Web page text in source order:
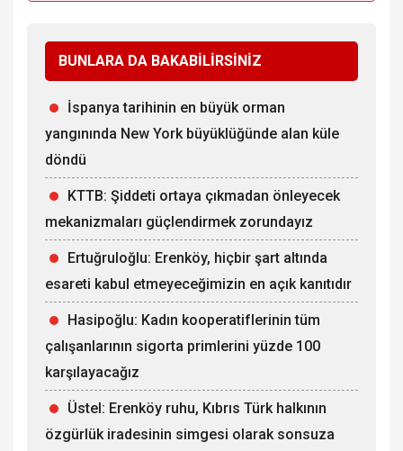
BUNLARA DA BAKABİLİRSİNİZ
İspanya tarihinin en büyük orman
yangınında New York büyüklüğünde alan küle
döndü
KTTB: Şiddeti ortaya çıkmadan önleyecek
mekanizmaları güçlendirmek zorundayız
Ertuğruloğlu: Erenköy, hiçbir şart altında
esareti kabul etmeyeceğimizin en açık kanıtıdır
Hasipoğlu: Kadın kooperatiflerinin tüm
çalışanlarının sigorta primlerini yüzde 100
karşılayacağız
Üstel: Erenköy ruhu, Kıbrıs Türk halkının
özgürlük iradesinin simgesi olarak sonsuza